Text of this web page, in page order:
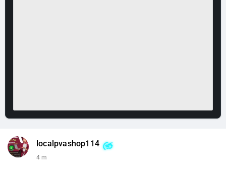
localpvashop114
4 m